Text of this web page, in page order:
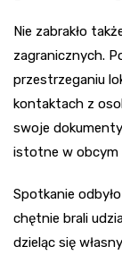
Nie zabrakło
zagranicznych.
przestrzeganiu
kontaktach z
swoje
istotne w obcym
Spotkanie
chętnie brali
dzieląc się